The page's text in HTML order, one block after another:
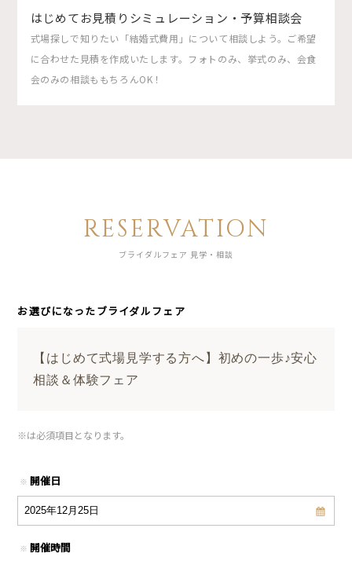
はじめてお見積りシミュレーション・予算相談会
式場探しで知りたい「結婚式費用」について相談しよう。ご希望
に合わせた見積を作成いたします。フォトのみ、挙式のみ、会食
会のみの相談ももちろんOK！
RESERVATION
ブライダルフェア 見学・相談
お選びになったブライダルフェア
【はじめて式場見学する方へ】初めの一歩♪安心
相談＆体験フェア
※は必須項目となります。
※ 開催日
※ 開催時間